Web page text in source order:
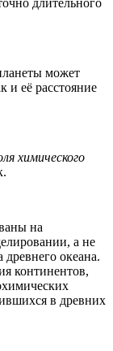
может
и её расстояние
химического
на
а не
океана.
континентов,
в древних